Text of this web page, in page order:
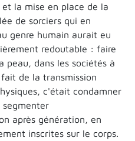
la mise en place de la
de sorciers qui en
genre humain aurait eu
redoutable : faire
peau, dans les sociétés à
de la transmission
c'était condamner
après génération, en
inscrites sur le corps.